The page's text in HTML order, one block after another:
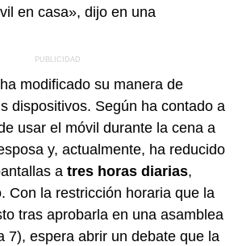
en casa», dijo en una
modificado su manera de
dispositivos. Según ha contado a
usar el móvil durante la cena a
y, actualmente, ha reducido
a tres horas diarias,
Con la restricción horaria que la
tras aprobarla en una asamblea
7), espera abrir un debate que la